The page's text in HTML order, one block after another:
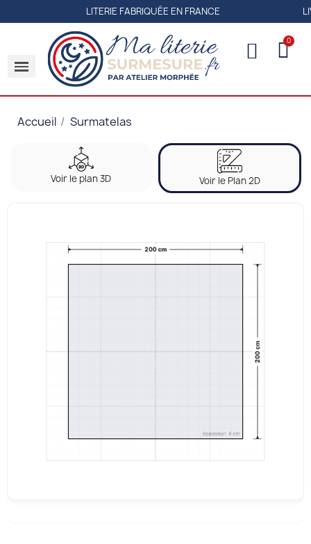
LITERIE FABRIQUÉE EN FRANCE LIVRAISON
Accueil Surmatelas
Voir le plan 3D Voir le Plan 2D